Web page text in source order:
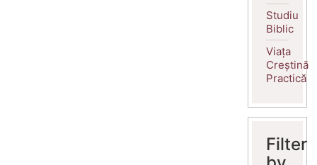
Studiu
Biblic
Viața
Creștină
Practică
Filter